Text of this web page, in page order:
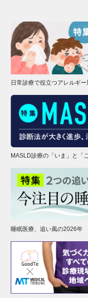
日常診療で役立つアレルギ
MASLD診療の「いま」と「
睡眠医療、追い風の2026年